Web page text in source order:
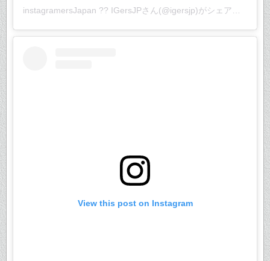
instagramersJapan ?? IGersJPさん(@igersjp)がシェアした投稿 –
View this post on Instagram